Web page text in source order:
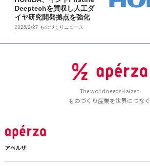
Deeptechを買収し人工ダ
イヤ研究開発拠点を強化
2026/2/27 ものづくりニュース
The world needs Kaizen
ものづくり産業を世界につなぐ
アペルザ